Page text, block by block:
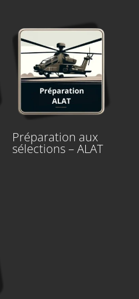
Préparation aux
sélections – ALAT